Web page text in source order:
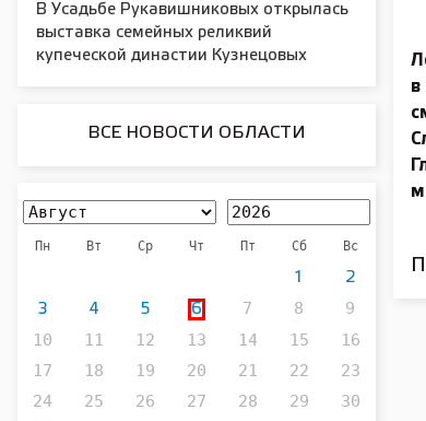
В Усадьбе Рукавишниковых открылась
выставка семейных реликвий
купеческой династии Кузнецовых
ВСЕ НОВОСТИ ОБЛАСТИ
Пн Вт Ср Чт Пт Сб Вс
1 2
3 4 5 6 7 8
9
10
11 12 13 14 15
16
17
18 19 20 21 22
23
24
25 26 27 28 29
30
в